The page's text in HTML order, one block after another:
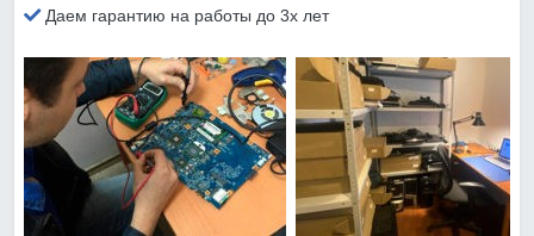
Даем гарантию на работы до 3х лет